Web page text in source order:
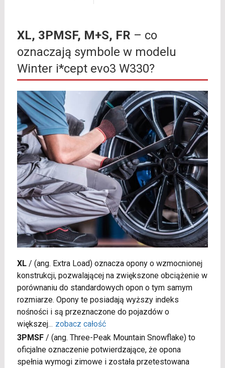
XL, 3PMSF, M+S, FR – co
oznaczają symbole w modelu
Winter i*cept evo3 W330?
XL/ (ang. Extra Load) oznacza opony o wzmocnionej
konstrukcji, pozwalającej na zwiększone obciążenie w
porównaniu do standardowych opon o tym samym
rozmiarze. Opony te posiadają wyższy indeks
nośności i są przeznaczone do pojazdów o
większej... zobacz całość
3PMSF/ (ang. Three-Peak Mountain Snowflake) to
oficjalne oznaczenie potwierdzające, że opona
spełnia wymogi zimowe i została przetestowana